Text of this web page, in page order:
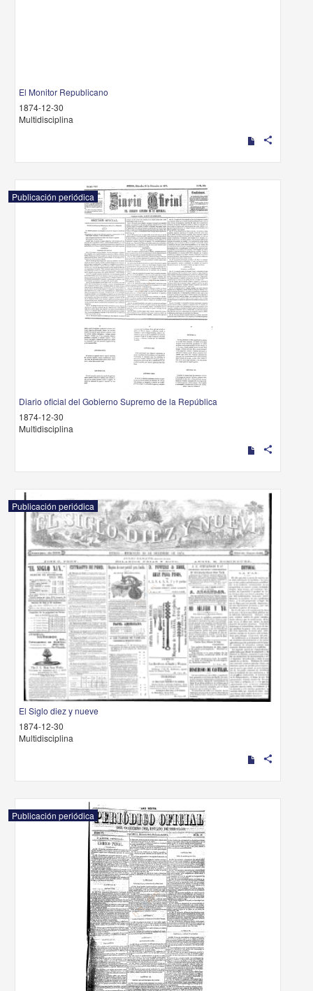
El Monitor Republicano
1874-12-30
Multidisciplina
share
Publicación periódica
Diario oficial del Gobierno Supremo de la República
1874-12-30
Multidisciplina
share
Publicación periódica
El Siglo diez y nueve
1874-12-30
Multidisciplina
share
Publicación periódica